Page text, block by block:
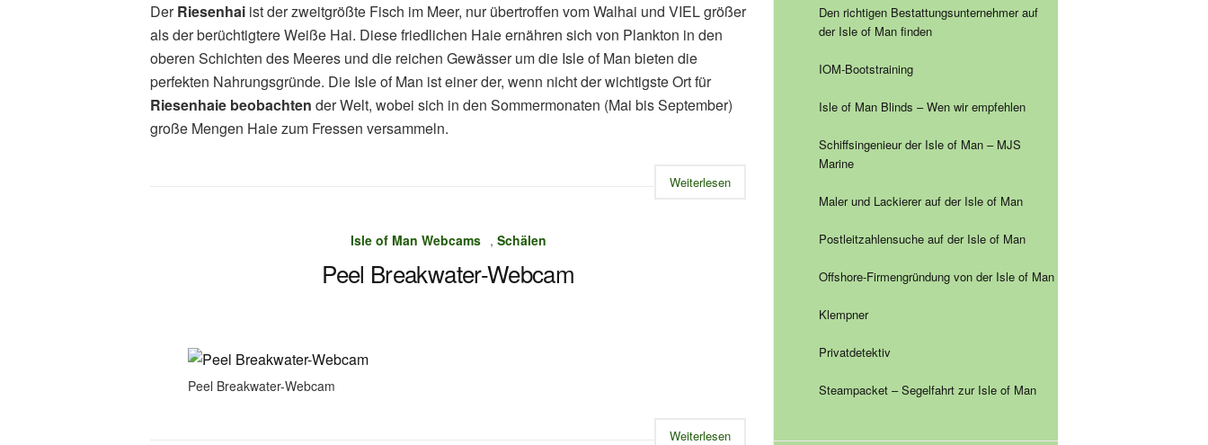
DerRiesenhai ist der zweitgrößte Fisch im Meer, nur übertroffen vom Walhai und VIEL größer
als der berüchtigtere Weiße Hai. Diese friedlichen Haie ernähren sich von Plankton in den
oberen Schichten des Meeres und die reichen Gewässer um die Isle of Man bieten die
perfekten Nahrungsgründe. Die Isle of Man ist einer der, wenn nicht der wichtigste Ort für
Riesenhaie beobachten der Welt, wobei sich in den Sommermonaten (Mai bis September)
große Mengen Haie zum Fressen versammeln.
Weiterlesen
Isle of Man Webcams , Schälen
Peel Breakwater-Webcam
Peel Breakwater-Webcam
Weiterlesen
Den richtigen Bestattungsunternehmer auf
der Isle of Man finden
IOM-Bootstraining
Isle of Man Blinds – Wen wir empfehlen
Schiffsingenieur der Isle of Man – MJS
Marine
Maler und Lackierer auf der Isle of Man
Postleitzahlensuche auf der Isle of Man
Offshore-Firmengründung von der Isle of Man
Klempner
Privatdetektiv
Steampacket – Segelfahrt zur Isle of Man